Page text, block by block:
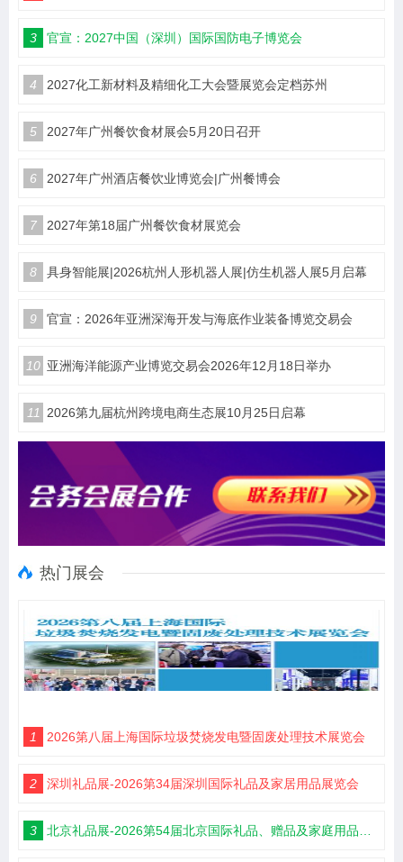
3 官宣：2027中国（深圳）国际国防电子博览会
4 2027化工新材料及精细化工大会暨展览会定档苏州
5 2027年广州餐饮食材展会5月20日召开
6 2027年广州酒店餐饮业博览会|广州餐博会
7 2027年第18届广州餐饮食材展览会
8 具身智能展|2026杭州人形机器人展|仿生机器人展5月启幕
9 官宣：2026年亚洲深海开发与海底作业装备博览交易会
10 亚洲海洋能源产业博览交易会2026年12月18日举办
11 2026第九届杭州跨境电商生态展10月25日启幕
热门展会
1 2026第八届上海国际垃圾焚烧发电暨固废处理技术展览会
2 深圳礼品展-2026第34届深圳国际礼品及家居用品展览会
3 北京礼品展-2026第54届北京国际礼品、赠品及家庭用品展览会